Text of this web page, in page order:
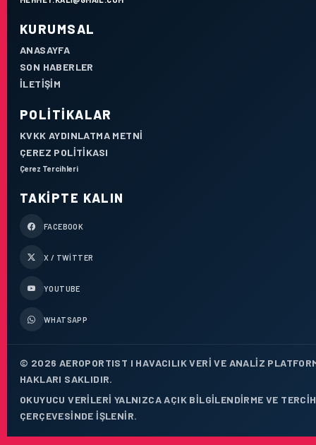
KURUMSAL
ANASAYFA
SON HABERLER
İLETIŞIM
POLITIKALAR
KVKK AYDINLATMA METNI
ÇEREZ POLITIKASI
Çerez Tercihleri
TAKIPTE KALIN
FACEBOOK
X / TWITTER
YOUTUBE
WHATSAPP
© 2026 AEROPORTIST I HAVACILIK VERI VE ANALIZ
HAKLARI SAKLIDIR.
OKUYUCU VERILERI YALNIZCA AÇIK BILGILENDIRME VE
ÇERÇEVESINDE IŞLENIR.